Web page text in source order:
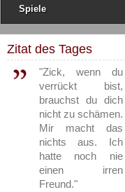
Spiele
Zitat des Tages
"Zick, wenn du
verrückt bist,
brauchst du dich
nicht zu schämen.
Mir macht das
nichts aus. Ich
hatte noch nie
einen irren
Freund."